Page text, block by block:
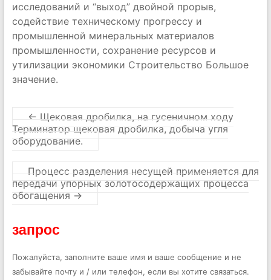
исследований и “выход” двойной прорыв,
содействие техническому прогрессу и
промышленной минеральных материалов
промышленности, сохранение ресурсов и
утилизации экономики Строительство Большое
значение.
← Щековая дробилка, на гусеничном ходу
Терминатор щековая дробилка, добыча угля
оборудование.
Процесс разделения несущей применяется для
передачи упорных золотосодержащих процесса
обогащения →
запрос
Пожалуйста, заполните ваше имя и ваше сообщение и не
забывайте почту и / или телефон, если вы хотите связаться.